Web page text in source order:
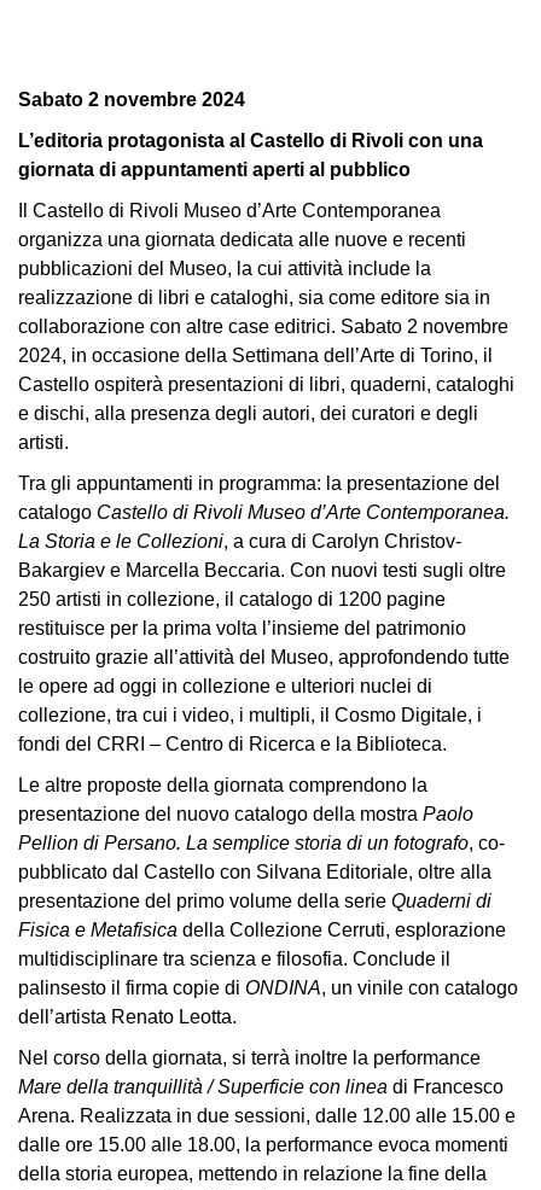
Ricerca
Famiglie
Scuole
Visite
guidate
Progetto
Summer
School
Progetti
EN
Ricerca
Storia
Sedi
Tutte
sedi
Edificio
Manica
Lunga
Villa
Cerruti
Cosmo
Digitale
EN
Biglietti
Shop
Sabato 2 novembre 2024
L’editoria protagonista al Castello di Rivoli con una
giornata di appuntamenti aperti al pubblico
Il Castello di Rivoli Museo d’Arte Contemporanea
organizza una giornata dedicata alle nuove e recenti
pubblicazioni del Museo, la cui attività include la
realizzazione di libri e cataloghi, sia come editore sia in
collaborazione con altre case editrici. Sabato 2 novembre
2024, in occasione della Settimana dell’Arte di Torino, il
Castello ospiterà presentazioni di libri, quaderni, cataloghi
e dischi, alla presenza degli autori, dei curatori e degli
artisti.
Tra gli appuntamenti in programma: la presentazione del
catalogo Castello di Rivoli Museo d’Arte Contemporanea.
La Storia e le Collezioni, a cura di Carolyn Christov-
Bakargiev e Marcella Beccaria. Con nuovi testi sugli oltre
250 artisti in collezione, il catalogo di 1200 pagine
restituisce per la prima volta l’insieme del patrimonio
costruito grazie all’attività del Museo, approfondendo tutte
le opere ad oggi in collezione e ulteriori nuclei di
collezione, tra cui i video, i multipli, il Cosmo Digitale, i
fondi del CRRI – Centro di Ricerca e la Biblioteca.
Le altre proposte della giornata comprendono la
presentazione del nuovo catalogo della mostra Paolo
Pellion di Persano. La semplice storia di un fotografo, co-
pubblicato dal Castello con Silvana Editoriale, oltre alla
presentazione del primo volume della serie Quaderni di
Fisica e Metafisica della Collezione Cerruti, esplorazione
multidisciplinare tra scienza e filosofia. Conclude il
palinsesto il firma copie di ONDINA, un vinile con catalogo
dell’artista Renato Leotta.
Nel corso della giornata, si terrà inoltre la performance
Mare della tranquillità / Superficie con linea di Francesco
Arena. Realizzata in due sessioni, dalle 12.00 alle 15.00 e
dalle ore 15.00 alle 18.00, la performance evoca momenti
della storia europea, mettendo in relazione la fine della